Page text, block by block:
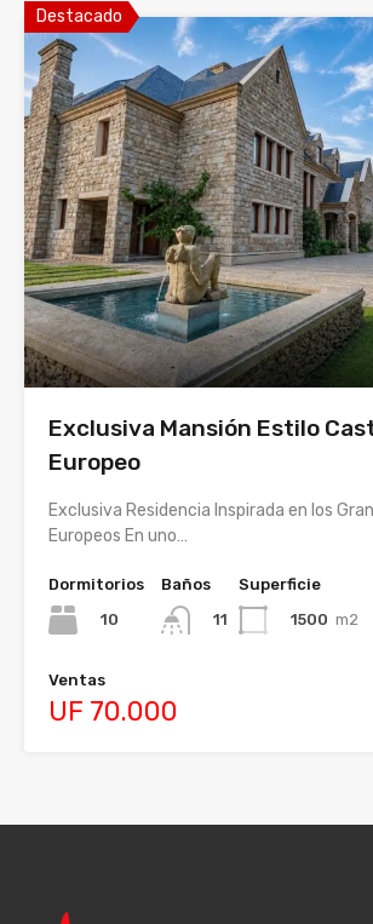
Destacado
Exclusiva Mansión Estilo
Europeo
Exclusiva Residencia Inspirada en los
Europeos En uno…
Dormitorios
10
Baños
11
Superficie
1500 m2
Ventas
UF 70.000